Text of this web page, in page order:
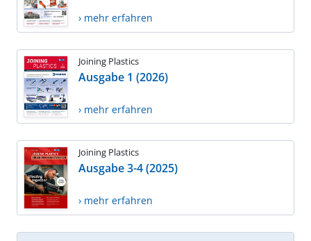
› mehr erfahren
Joining Plastics
Ausgabe 1 (2026)
› mehr erfahren
Joining Plastics
Ausgabe 3-4 (2025)
› mehr erfahren